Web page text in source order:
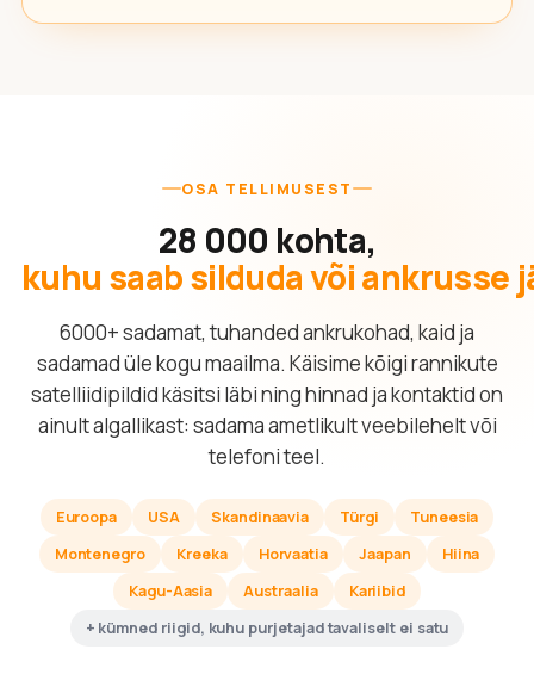
OSA TELLIMUSEST
28 000 kohta,
kuhu saab silduda või ankrusse
6000+ sadamat, tuhanded ankrukohad, kaid ja
sadamad üle kogu maailma. Käisime kõigi rannikute
satelliidipildid käsitsi läbi ning hinnad ja kontaktid on
ainult algallikast: sadama ametlikult veebilehelt või
telefoni teel.
Euroopa USA Skandinaavia Türgi
Tuneesia
Montenegro
Kreeka Horvaatia Jaapan
Hiina
Kagu-Aasia
Austraalia
Kariibid
+ kümned riigid, kuhu purjetajad tavaliselt ei satu